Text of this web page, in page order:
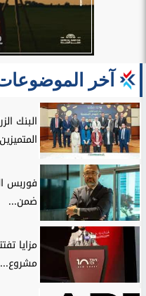
آخر
البنك
فوربس
ضمن...
مزايا
مشروع...